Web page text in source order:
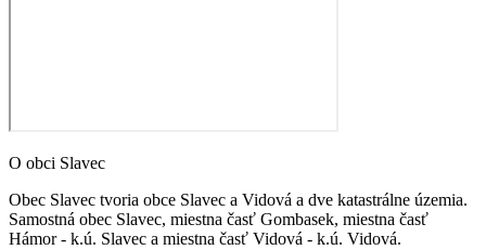
O obci Slavec
Obec Slavec tvoria obce Slavec a Vidová a dve katastrálne územia.
Samostná obec Slavec, miestna časť Gombasek, miestna časť
Hámor - k.ú. Slavec a miestna časť Vidová - k.ú. Vidová.